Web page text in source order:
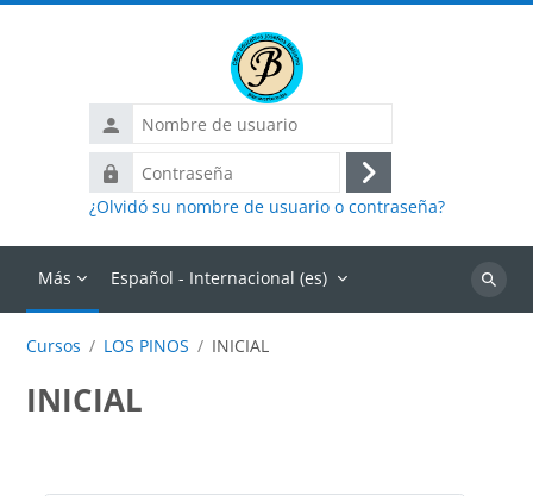
Nombre
de
usuario
Contraseña
Acceder
¿Olvidó su nombre de usuario o contraseña?
Más Español - Internacional ‎(es)‎
Buscar
Cursos LOS PINOS INICIAL
INICIAL